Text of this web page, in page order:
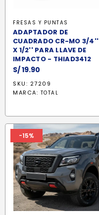
FRESAS Y PUNTAS
ADAPTADOR DE
CUADRADO CR-MO 3/4''
X 1/2'' PARA LLAVE DE
IMPACTO - THIAD3412
S/19.90
SKU: 27209
MARCA: TOTAL
-15%